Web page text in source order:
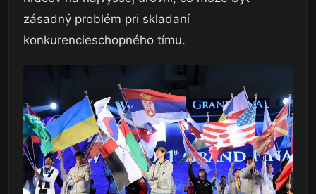
zásadný problém pri skladaní
konkurencieschopného tímu.